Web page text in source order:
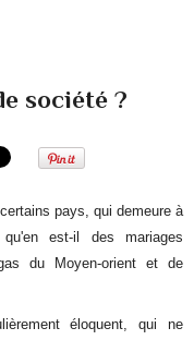
société ?
pays, qui demeure à
est-il des mariages
du Moyen-orient et de
éloquent, qui ne